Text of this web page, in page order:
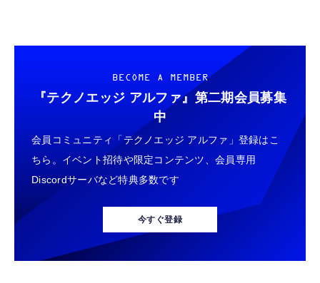
用 折りたたみ式プラグ しろちゃん 【
iPhone16 15 等対応】 EC-AC6920WF
￥1,058
エレコム 充電器 Type-C USB-C 20W USB PD
対応 1ポート PSE認証品 GaN採用 折りたた
み式プラグ ホワイト 【 iPhone16 15 等対
応】 EC-AC6820WH
￥790
エレコム 充電器 45W 2ポート Type-C USB-A
USB PD対応 PPS対応 GaN II採用 折りたた
み式プラグ ホワイト EC-AC11045WH
ット 国産旭硝子素材】 用 ガーミン
FORERUNNER 70/170/170 Music フィルム
高透過率 超薄型 用 ガーミン Forerunner 170
液晶 保護フィルム 耐衝撃 全面保護 自動吸着
気泡なし 簡単貼り付け ( 対応 Forerunner
170 Music フィルム )
￥698
GARMIN(ガーミン) Venu 3 Black/Slate
AMOLEDディスプレイ搭載 美麗液晶スマート
ウォッチ 高性能GPS内蔵 【日本正規品】心
電図(ECG)アプリ対応モデル
￥47,691
Ray-Ban Meta スマートグラス WAYFARER
調光レンズ IPX4防水シャイニーブラック / グ
リーン 50mm 0RW4012
￥949
タイプc 寝ホンイヤホン 寝ホン type-c 有線
睡眠用イヤホン 【音質強化バージョン
iPhone 15/16/17対応】横向きに寝ると耳が圧
迫されない ソフトシリコンで柔らかい 超軽量
超小型 外部ノイズ遮断 音質良い リモコン マ
イク付き 安眠 仕事 勉強 通勤通学最適（黑-
￥2,199
Lightning to 3.5mm イヤホンジャック 変換
MFi認証 【ハイレゾ音質】 内蔵DAC 遅延な
し 48ビット/96KHz 音量調節対応
BECOME A MEMBER
『テクノエッジ アルファ』 第二期会員募集
中
会員コミュニティ「テクノエッジ アルファ」登録はこ
ちら。イベント招待や限定コンテンツ、会員専用
Discordサーバなど特典多数です
今すぐ登録